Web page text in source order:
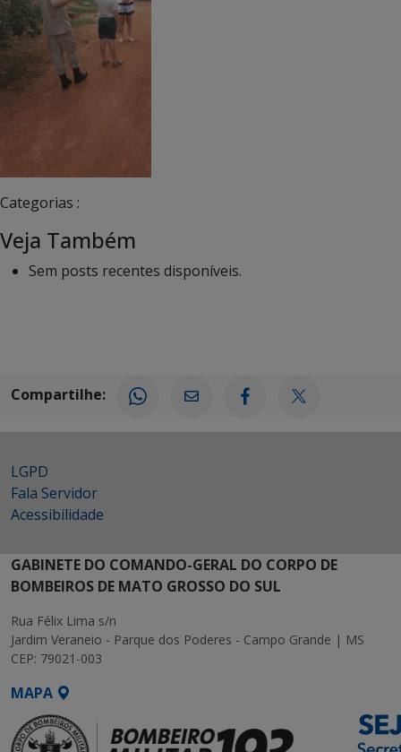
Categorias :
Veja Também
Sem posts recentes disponíveis.
Compartilhe:
LGPD
Fala Servidor
Acessibilidade
GABINETE DO COMANDO-GERAL DO CORPO DE
BOMBEIROS DE MATO GROSSO DO SUL
Rua Félix Lima s/n
Jardim Veraneio - Parque dos Poderes - Campo Grande | MS
CEP: 79021-003
MAPA